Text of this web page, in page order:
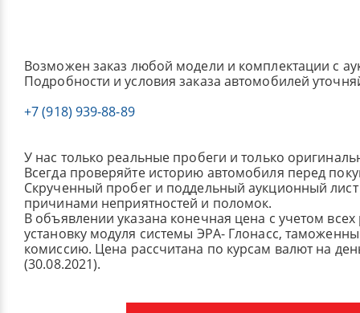
Возможен заказ любой модели и комплектации с
Подробности и условия заказа автомобилей
+7 (918) 939-88-89
У нас только реальные пробеги и только
Всегда проверяйте историю автомобиля перед
Скрученный пробег и поддельный аукционный лист
причинами неприятностей и поломок.
В объявлении указана конечная цена с учетом
установку модуля системы ЭРА- Глонасс,
комиссию. Цена рассчитана по курсам валют на
(30.08.2021).